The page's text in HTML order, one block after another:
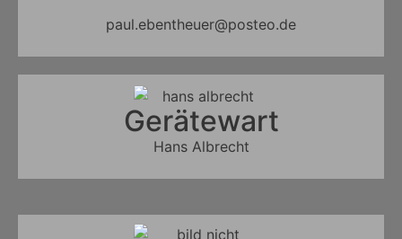
paul.ebentheuer@posteo.de
Gerätewart
Hans Albrecht